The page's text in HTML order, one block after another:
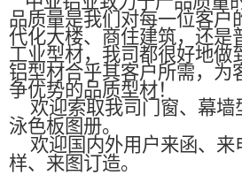
品质量是我们对每一位客户
代化大楼、商住建筑，还是
工业型材，我司都很好地做
铝型材合乎其客户所需，为
争优势的品质型材！
欢迎索取我司门窗、幕墙
泳色板图册。
欢迎国内外用户来函、来
样、来图订造。